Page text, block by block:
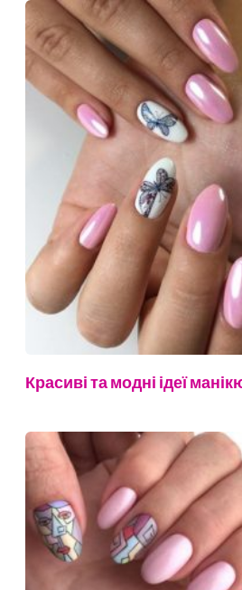
Красиві та модні ідеї